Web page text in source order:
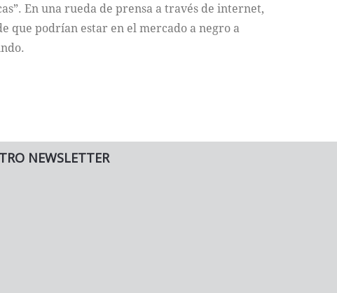
En una rueda de prensa a través de internet,
que podrían estar en el mercado a negro a
NEWSLETTER